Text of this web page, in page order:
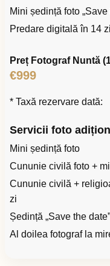
Mini ședință foto „Save
Predare digitală în 14
Preț Fotograf Nuntă
€999
* Taxă rezervare dată:
Servicii foto
Mini ședință foto
Cununie civilă foto +
Cununie civilă +
zi
Ședință „Save the
Al doilea fotograf la